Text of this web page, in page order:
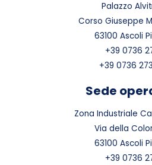
Palazzo
Corso Giuseppe
63100 Ascoli
+39 0736
+39 0736
Sede
Zona Industriale
Via della
63100 Ascoli
+39 0736